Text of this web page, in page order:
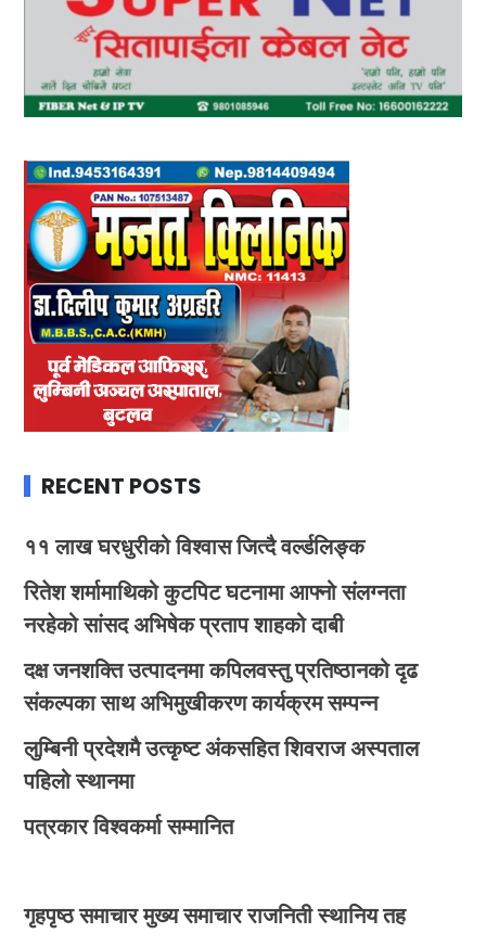
RECENT POSTS
११ लाख घरधुरीको विश्वास जित्दै वर्ल्डलिङ्क
रितेश शर्मामाथिको कुटपिट घटनामा आफ्नो संलग्नता
नरहेको सांसद अभिषेक प्रताप शाहको दाबी
दक्ष जनशक्ति उत्पादनमा कपिलवस्तु प्रतिष्ठानको दृढ
संकल्पका साथ अभिमुखीकरण कार्यक्रम सम्पन्न
लुम्बिनी प्रदेशमै उत्कृष्ट अंकसहित शिवराज अस्पताल
पहिलो स्थानमा
पत्रकार विश्वकर्मा सम्मानित
गृहपृष्ठ समाचार मुख्य समाचार राजनिती स्थानिय तह